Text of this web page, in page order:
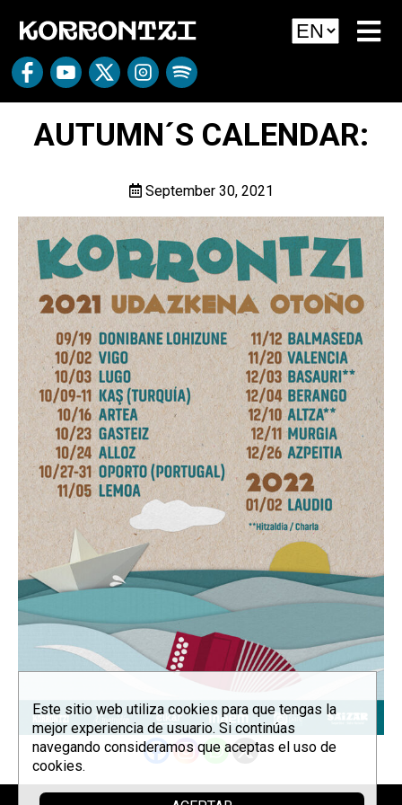
AUTUMN´S CALENDAR:
September 30, 2021
Este sitio web utiliza cookies para que tengas la
mejor experiencia de usuario. Si continúas
navegando consideramos que aceptas el uso de
cookies.